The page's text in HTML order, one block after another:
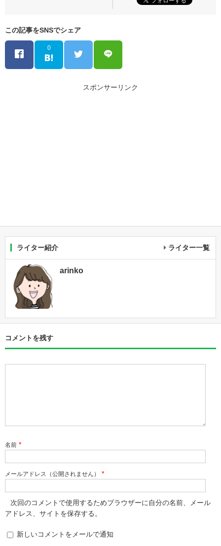
この記事をSNSでシェア
0
スポンサーリンク
ライター紹介 ライター一覧
arinko
コメントを残す
名前 *
メールアドレス（公開されません） *
次回のコメントで使用するためブラウザーに自分の名前、メール
アドレス、サイトを保存する。
新しいコメントをメールで通知